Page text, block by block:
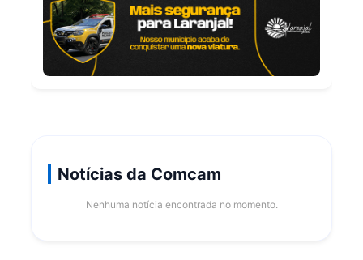
Notícias da Comcam
Nenhuma notícia encontrada no momento.